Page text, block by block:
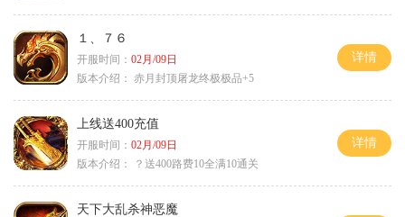
１、７６
开服时间： 02月/09日
版本介绍： 赤月封顶屠龙终极极品+5
详情
上线送400充值
开服时间： 02月/09日
版本介绍：
？送400路费10全满10通关
详情
天下大乱杀神恶魔